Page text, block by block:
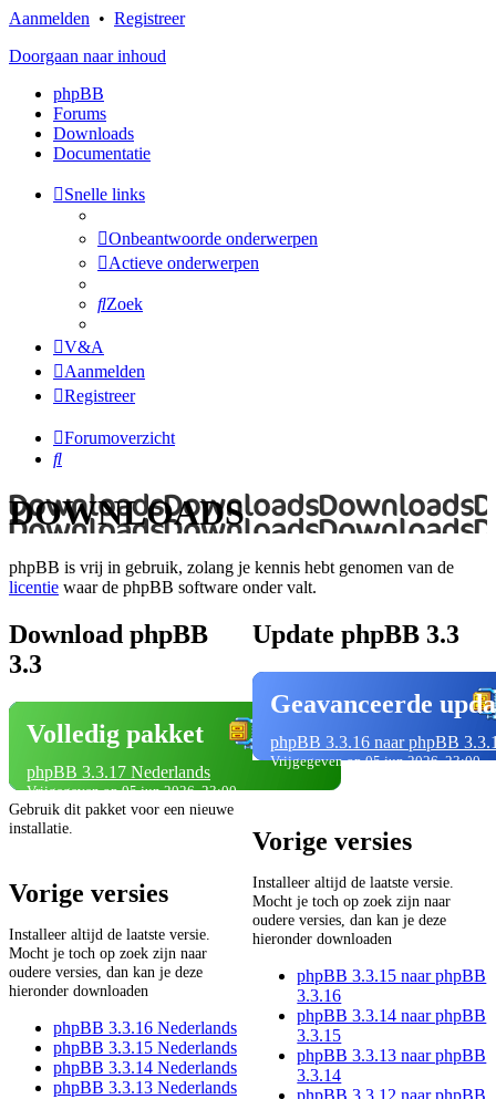
Aanmelden • Registreer
Doorgaan naar inhoud
phpBB
Forums
Downloads
Documentatie
Snelle links
Onbeantwoorde onderwerpen
Actieve onderwerpen
Zoek
V&A
Aanmelden
Registreer
Forumoverzicht
Zoek
DOWNLOADS
phpBB is vrij in gebruik, zolang je kennis hebt genomen van de
licentie waar de phpBB software onder valt.
Download phpBB
3.3
Volledig pakket
phpBB 3.3.17 Nederlands
Vrijgegeven op 05 jun 2026, 23:00
Gebruik dit pakket voor een nieuwe
installatie.
Vorige versies
Installeer altijd de laatste versie.
Mocht je toch op zoek zijn naar
oudere versies, dan kan je deze
hieronder downloaden
phpBB 3.3.16 Nederlands
phpBB 3.3.15 Nederlands
phpBB 3.3.14 Nederlands
phpBB 3.3.13 Nederlands
Update phpBB 3.3
Geavanceerde
phpBB 3.3.16 naar phpBB
Vrijgegeven op 05 jun 2026, 23:00
Vorige versies
Installeer altijd de laatste versie.
Mocht je toch op zoek zijn naar
oudere versies, dan kan je deze
hieronder downloaden
phpBB 3.3.15 naar phpBB
3.3.16
phpBB 3.3.14 naar phpBB
3.3.15
phpBB 3.3.13 naar phpBB
3.3.14
phpBB 3.3.12 naar phpBB